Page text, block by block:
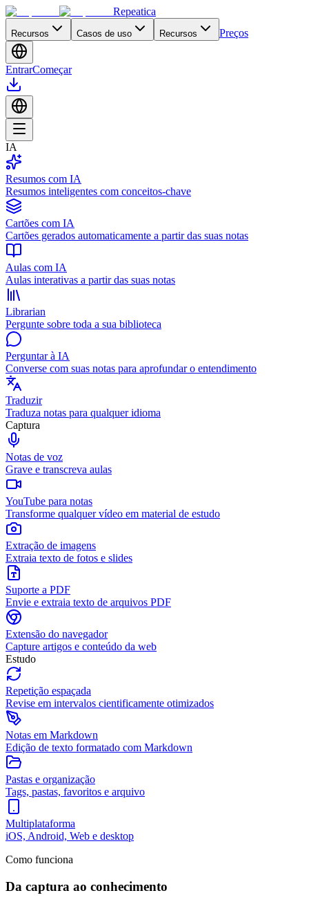
Repeatica
Recursos Casos de uso Recursos Preços
EntrarComeçar
IA
Resumos com IA
Resumos inteligentes com conceitos-chave
Cartões com IA
Cartões gerados automaticamente a partir das suas notas
Aulas com IA
Aulas interativas a partir das suas notas
Librarian
Pergunte sobre toda a sua biblioteca
Perguntar à IA
Converse com suas notas para aprofundar o entendimento
Traduzir
Traduza notas para qualquer idioma
Captura
Notas de voz
Grave e transcreva aulas
YouTube para notas
Transforme qualquer vídeo em material de estudo
Extração de imagens
Extraia texto de fotos e slides
Suporte a PDF
Envie e extraia texto de arquivos PDF
Extensão do navegador
Capture artigos e conteúdo da web
Estudo
Repetição espaçada
Revise em intervalos cientificamente otimizados
Notas em Markdown
Edição de texto formatado com Markdown
Pastas e organização
Tags, pastas, favoritos e arquivo
Multiplataforma
iOS, Android, Web e desktop
Como funciona
Da captura ao conhecimento